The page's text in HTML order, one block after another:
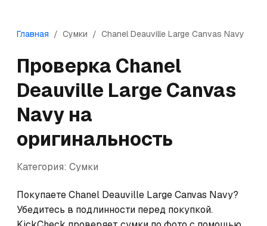
Главная / Сумки / Chanel Deauville Large Canvas Navy
Проверка Chanel
Deauville Large Canvas
Navy на
оригинальность
Категория: Сумки
Покупаете Chanel Deauville Large Canvas Navy?
Убедитесь в подлинности перед покупкой.